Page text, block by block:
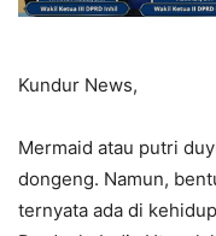
Kundur News,
Mermaid atau putri
dongeng. Namun,
ternyata ada di